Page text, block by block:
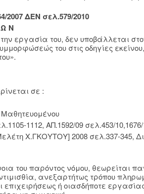
2007 ΔΕΝ σελ.579/2010
Ν
εργασία του, δεν υποβάλλεται
του στις οδηγίες
σε :
1112, ΑΠ.1592/09 σελ.453/
Χ.ΓΚΟΥΤΟΥ] 2008 σελ.337-345,
του παρόντος νόμου, θεωρείται
ανεξαρτήτως τρόπου
ή οιασδήποτε